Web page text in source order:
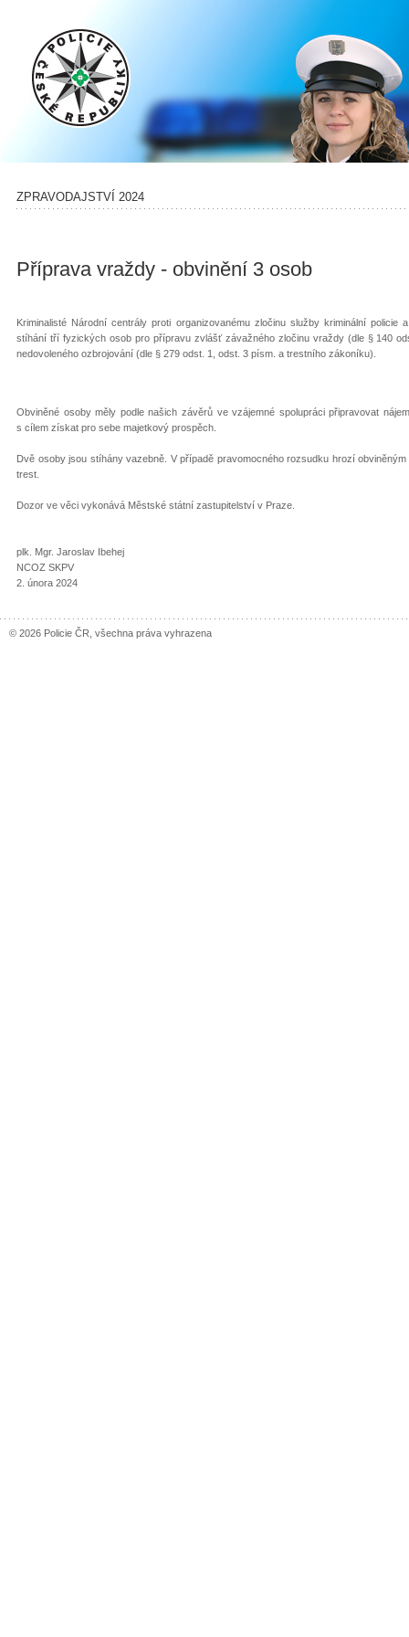
ZPRAVODAJSTVÍ 2024
Příprava vraždy - obvinění 3 osob
Kriminalisté Národní centrály proti organizovanému zločinu služby kriminální
stíhání tří fyzických osob pro přípravu zvlášť závažného zločinu vraždy (dle § 140
nedovoleného ozbrojování (dle § 279 odst. 1, odst. 3 písm. a trestního zákoníku).
Obviněné osoby měly podle našich závěrů ve vzájemné spolupráci připravovat
s cílem získat pro sebe majetkový prospěch.
Dvě osoby jsou stíhány vazebně. V případě pravomocného rozsudku hrozí
trest.
Dozor ve věci vykonává Městské státní zastupitelství v Praze.
plk. Mgr. Jaroslav Ibehej
NCOZ SKPV
2. února 2024
© 2026 Policie ČR, všechna práva vyhrazena